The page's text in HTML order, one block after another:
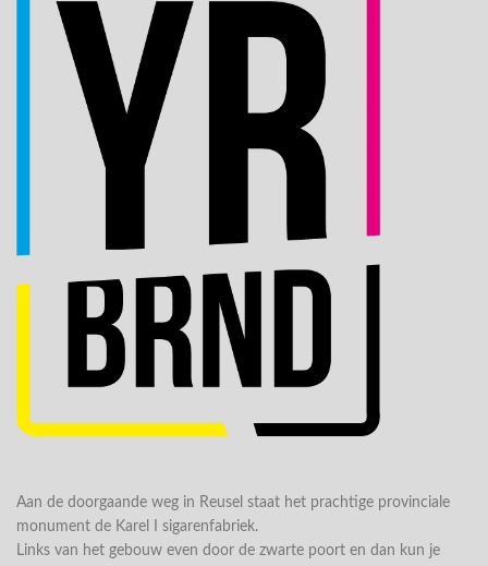
Aan de doorgaande weg in Reusel staat het prachtige provinciale
monument de Karel I sigarenfabriek.
Links van het gebouw even door de zwarte poort en dan kun je